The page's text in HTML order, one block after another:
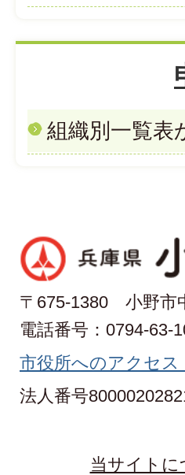
組織別一覧表
〒675-1380 小野市
電話番号：0794-63-
市役所へのアクセス
法人番号
当サイト